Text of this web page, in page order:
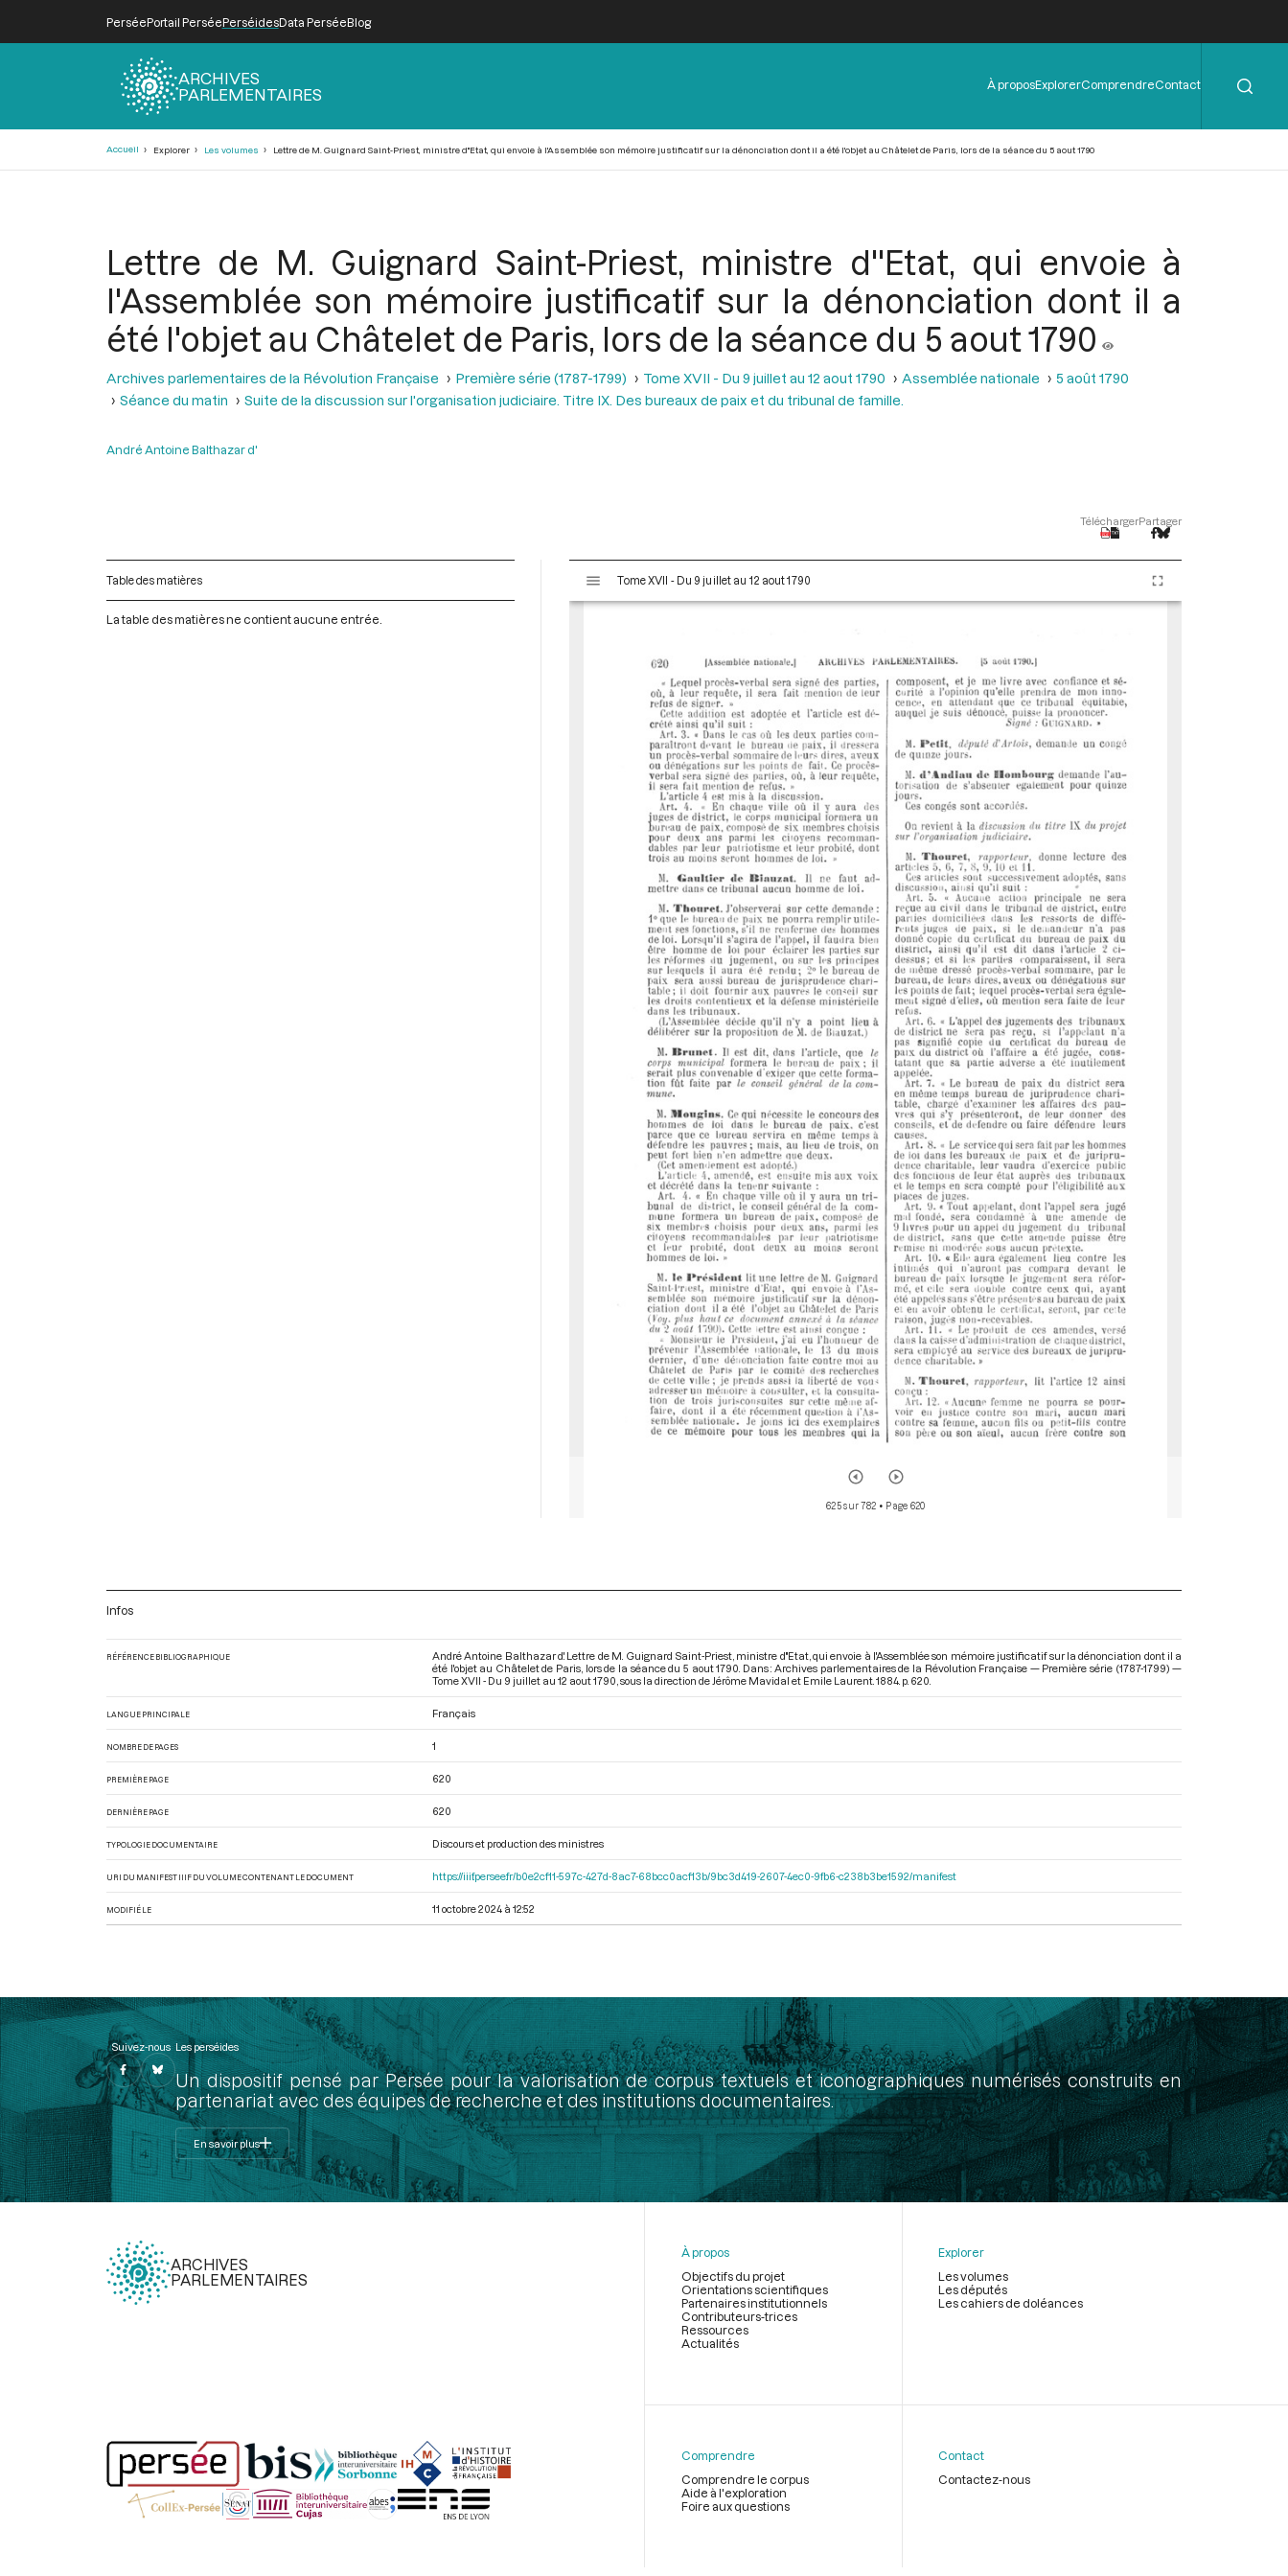
PerséePortail PerséePerséidesData PerséeBlog
ARCHIVES
PARLEMENTAIRES
Menu
de
À proposExplorerComprendreContact
Accueil Explorer Les volumes Lettre de M. Guignard Saint-Priest, ministre d''Etat, qui envoie à l'Assemblée son mémoire justificatif sur la dénonciation dont il a été l'objet au Châtelet de Paris, lors de la séance du 5 aout 1790
Lettre de M. Guignard Saint-Priest, ministre d''Etat, qui envoie à
l'Assemblée son mémoire justificatif sur la dénonciation dont il a
été l'objet au Châtelet de Paris, lors de la séance du 5 aout 1790
Archives parlementaires de la Révolution Française Première série (1787-1799) Tome XVII - Du 9 juillet au 12 aout 1790 Assemblée nationale
5 août 1790
Séance du matin
Suite de la discussion sur l'organisation judiciaire. Titre IX. Des bureaux de paix et du tribunal de famille.
André Antoine Balthazar d'
TéléchargerPartager
Table des matières
La table des matières ne contient aucune entrée.
s
Tome XVII - Du 9 juillet au 12 aout 1790
625 sur 782 • Page 620
Infos
RÉFÉRENCE BIBLIOGRAPHIQUE
André Antoine Balthazar d'. Lettre de M. Guignard Saint-Priest, ministre d''Etat, qui envoie à l'Assemblée son mémoire justificatif sur la dénonciation dont il a
été l'objet au Châtelet de Paris, lors de la séance du 5 aout 1790. Dans : Archives parlementaires de la Révolution Française — Première série (1787-1799) —
Tome XVII - Du 9 juillet au 12 aout 1790 , sous la direction de Jérôme Mavidal et Emile Laurent. 1884. p. 620.
LANGUE PRINCIPALE Français
NOMBRE DE PAGES 1
PREMIÈRE PAGE 620
DERNIÈRE PAGE 620
TYPOLOGIE DOCUMENTAIRE Discours et production des ministres
URI DU MANIFEST IIIF DU VOLUME CONTENANT LE DOCUMENT https://iiif.persee.fr/b0e2cf11-597c-427d-8ac7-68bcc0acf13b/9bc3d419-2607-4ec0-9fb6-c238b3be1592/manifest
MODIFIÉ LE 11 octobre 2024 à 12:52
Suivez-nous Les perséides
Un dispositif pensé par Persée pour la valorisation de corpus textuels et iconographiques numérisés construits en
partenariat avec des équipes de recherche et des institutions documentaires.
En savoir plus
ARCHIVES
PARLEMENTAIRES
page
À propos
Objectifs du projet
Orientations scientifiques
Partenaires institutionnels
Contributeurs-trices
Ressources
Actualités
Explorer
Les volumes
Les députés
Les cahiers de doléances
Comprendre
Comprendre le corpus
Aide à l'exploration
Foire aux questions
Contact
Contactez-nous